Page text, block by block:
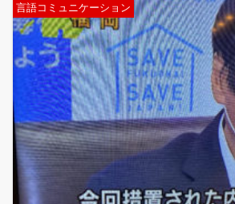
言語コミュニケーション